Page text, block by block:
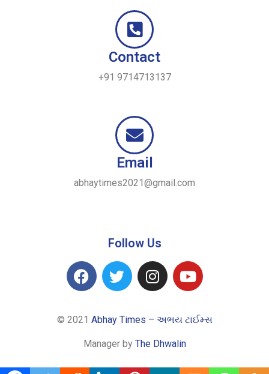
Contact
+91 9714713137
Email
abhaytimes2021@gmail.com
Follow Us
© 2021 Abhay Times – અભય ટાઈમ્સ
Manager by The Dhwalin